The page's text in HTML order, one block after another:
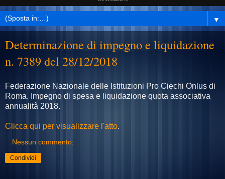
▼
Determinazione di impegno e liquidazione
n. 7389 del 28/12/2018
Federazione Nazionale delle Istituzioni Pro Ciechi Onlus di
Roma. Impegno di spesa e liquidazione quota associativa
annualità 2018.
Clicca qui per visualizzare l'atto.
Nessun commento:
Condividi